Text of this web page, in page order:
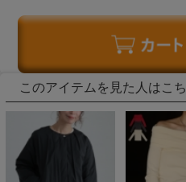
このアイテムを見た人はこ